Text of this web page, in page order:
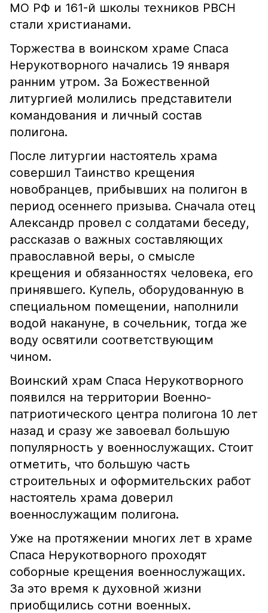
МО РФ и 161-й школы техников РВСН
стали христианами.
Торжества в воинском храме Спаса
Нерукотворного начались 19 января
ранним утром. За Божественной
литургией молились представители
командования и личный состав
полигона.
После литургии настоятель храма
совершил Таинство крещения
новобранцев, прибывших на полигон в
период осеннего призыва. Сначала отец
Александр провел с солдатами беседу,
рассказав о важных составляющих
православной веры, о смысле
крещения и обязанностях человека, его
принявшего. Купель, оборудованную в
специальном помещении, наполнили
водой накануне, в сочельник, тогда же
воду освятили соответствующим
чином.
Воинский храм Спаса Нерукотворного
появился на территории Военно-
патриотического центра полигона 10 лет
назад и сразу же завоевал большую
популярность у военнослужащих. Стоит
отметить, что большую часть
строительных и оформительских работ
настоятель храма доверил
военнослужащим полигона.
Уже на протяжении многих лет в храме
Спаса Нерукотворного проходят
соборные крещения военнослужащих.
За это время к духовной жизни
приобщились сотни военных.